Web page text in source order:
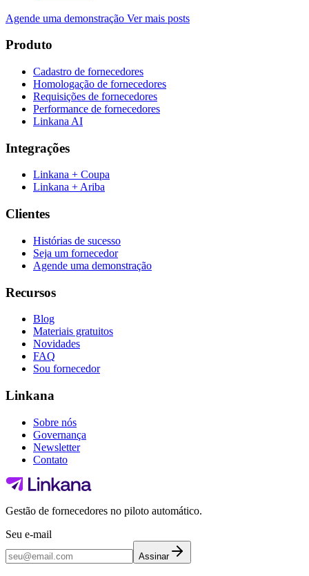
Agende uma demonstração Ver mais posts
Produto
Cadastro de fornecedores
Homologação de fornecedores
Requisições de fornecedores
Performance de fornecedores
Linkana AI
Integrações
Linkana + Coupa
Linkana + Ariba
Clientes
Histórias de sucesso
Seja um fornecedor
Agende uma demonstração
Recursos
Blog
Materiais gratuitos
Novidades
FAQ
Sou fornecedor
Linkana
Sobre nós
Governança
Newsletter
Contato
Gestão de fornecedores no piloto automático.
Seu e-mail
Assinar